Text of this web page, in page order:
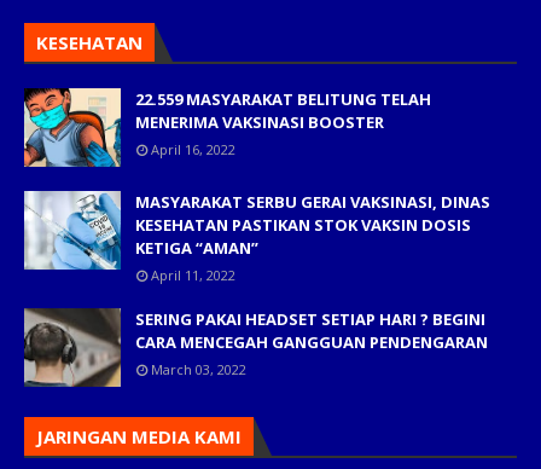
KESEHATAN
22.559 MASYARAKAT BELITUNG TELAH
MENERIMA VAKSINASI BOOSTER
April 16, 2022
MASYARAKAT SERBU GERAI VAKSINASI, DINAS
KESEHATAN PASTIKAN STOK VAKSIN DOSIS
KETIGA “AMAN”
April 11, 2022
SERING PAKAI HEADSET SETIAP HARI ? BEGINI
CARA MENCEGAH GANGGUAN PENDENGARAN
March 03, 2022
JARINGAN MEDIA KAMI